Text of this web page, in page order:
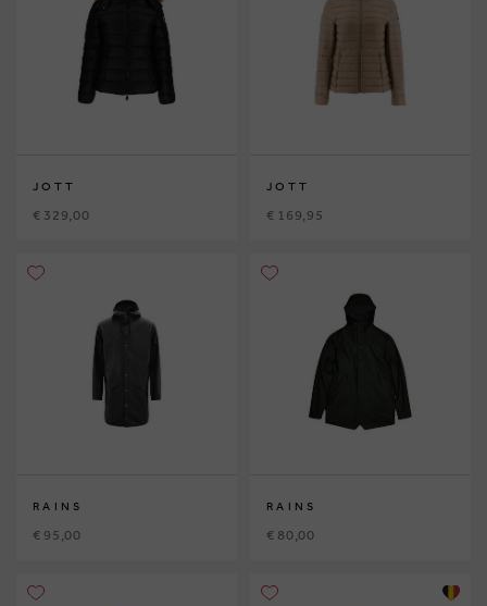
JOTT
€ 329,00
JOTT
€ 169,95
RAINS
€ 95,00
RAINS
€ 80,00